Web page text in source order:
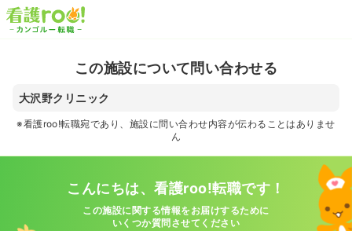
この施設について問い合わせる
大沢野クリニック
※看護roo!転職宛であり、施設に問い合わせ内容が伝わることはありませ
ん
こんにちは、看護roo!転職です！
この施設に関する情報をお届けするために
いくつか質問させてください